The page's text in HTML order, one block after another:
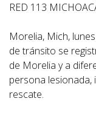
RED 113
Morelia, Mich,
de tránsito se
de Morelia y a
persona
rescate.